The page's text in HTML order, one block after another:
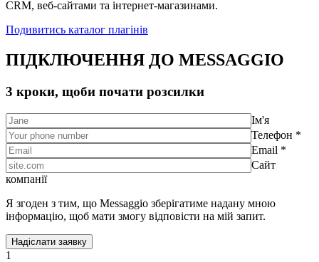
CRM, веб-сайтами та інтернет-магазинами.
Подивитись каталог плагінів
ПІДКЛЮЧЕННЯ ДО MESSAGGIO
3 кроки, щоби почати розсилки
Ім'я
Телефон *
Email *
Сайт
компанії
Я згоден з тим, що Messaggio зберігатиме надану мною
інформацію, щоб мати змогу відповісти на мій запит.
1